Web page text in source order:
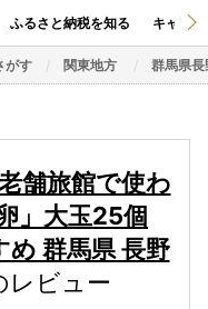
ふるさと納税を知る キャン
がす 関東地方 群馬県長
舗旅館で使わ
」大玉25個
め 群馬県 長野
レビュー